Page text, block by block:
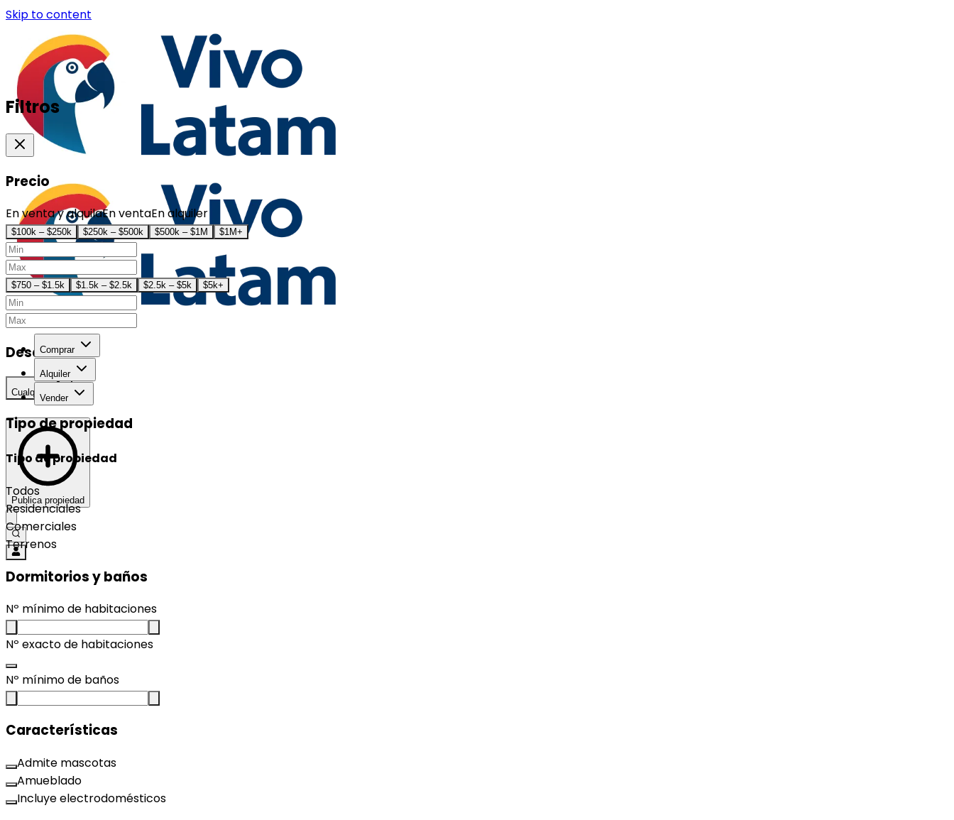
Skip to content
Comprar
Alquiler
Vender
Publica propiedad
Filtros
Precio
En venta y alquilaEn ventaEn alquiler
$100k – $250k $250k – $500k $500k – $1M $1M+
$750 – $1.5k $1.5k – $2.5k $2.5k – $5k $5k+
Desarrollo
Cualquier
Tipo de propiedad
Tipo de propiedad
Todos
Residenciales
Comerciales
Terrenos
Dormitorios y baños
Nº mínimo de habitaciones
Nº exacto de habitaciones
Nº mínimo de baños
Características
Admite mascotas
Amueblado
Incluye electrodomésticos